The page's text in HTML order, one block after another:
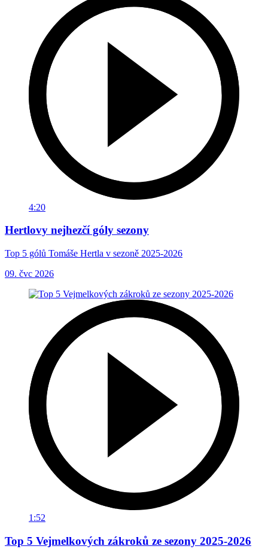
4:20
Hertlovy nejhezčí góly sezony
Top 5 gólů Tomáše Hertla v sezoně 2025-2026
09. čvc 2026
1:52
Top 5 Vejmelkových zákroků ze sezony 2025-2026